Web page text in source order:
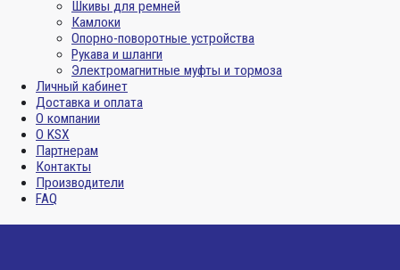
Шкивы для ремней
Камлоки
Опорно-поворотные устройства
Рукава и шланги
Электромагнитные муфты и тормоза
Личный кабинет
Доставка и оплата
О компании
О KSX
Партнерам
Контакты
Производители
FAQ